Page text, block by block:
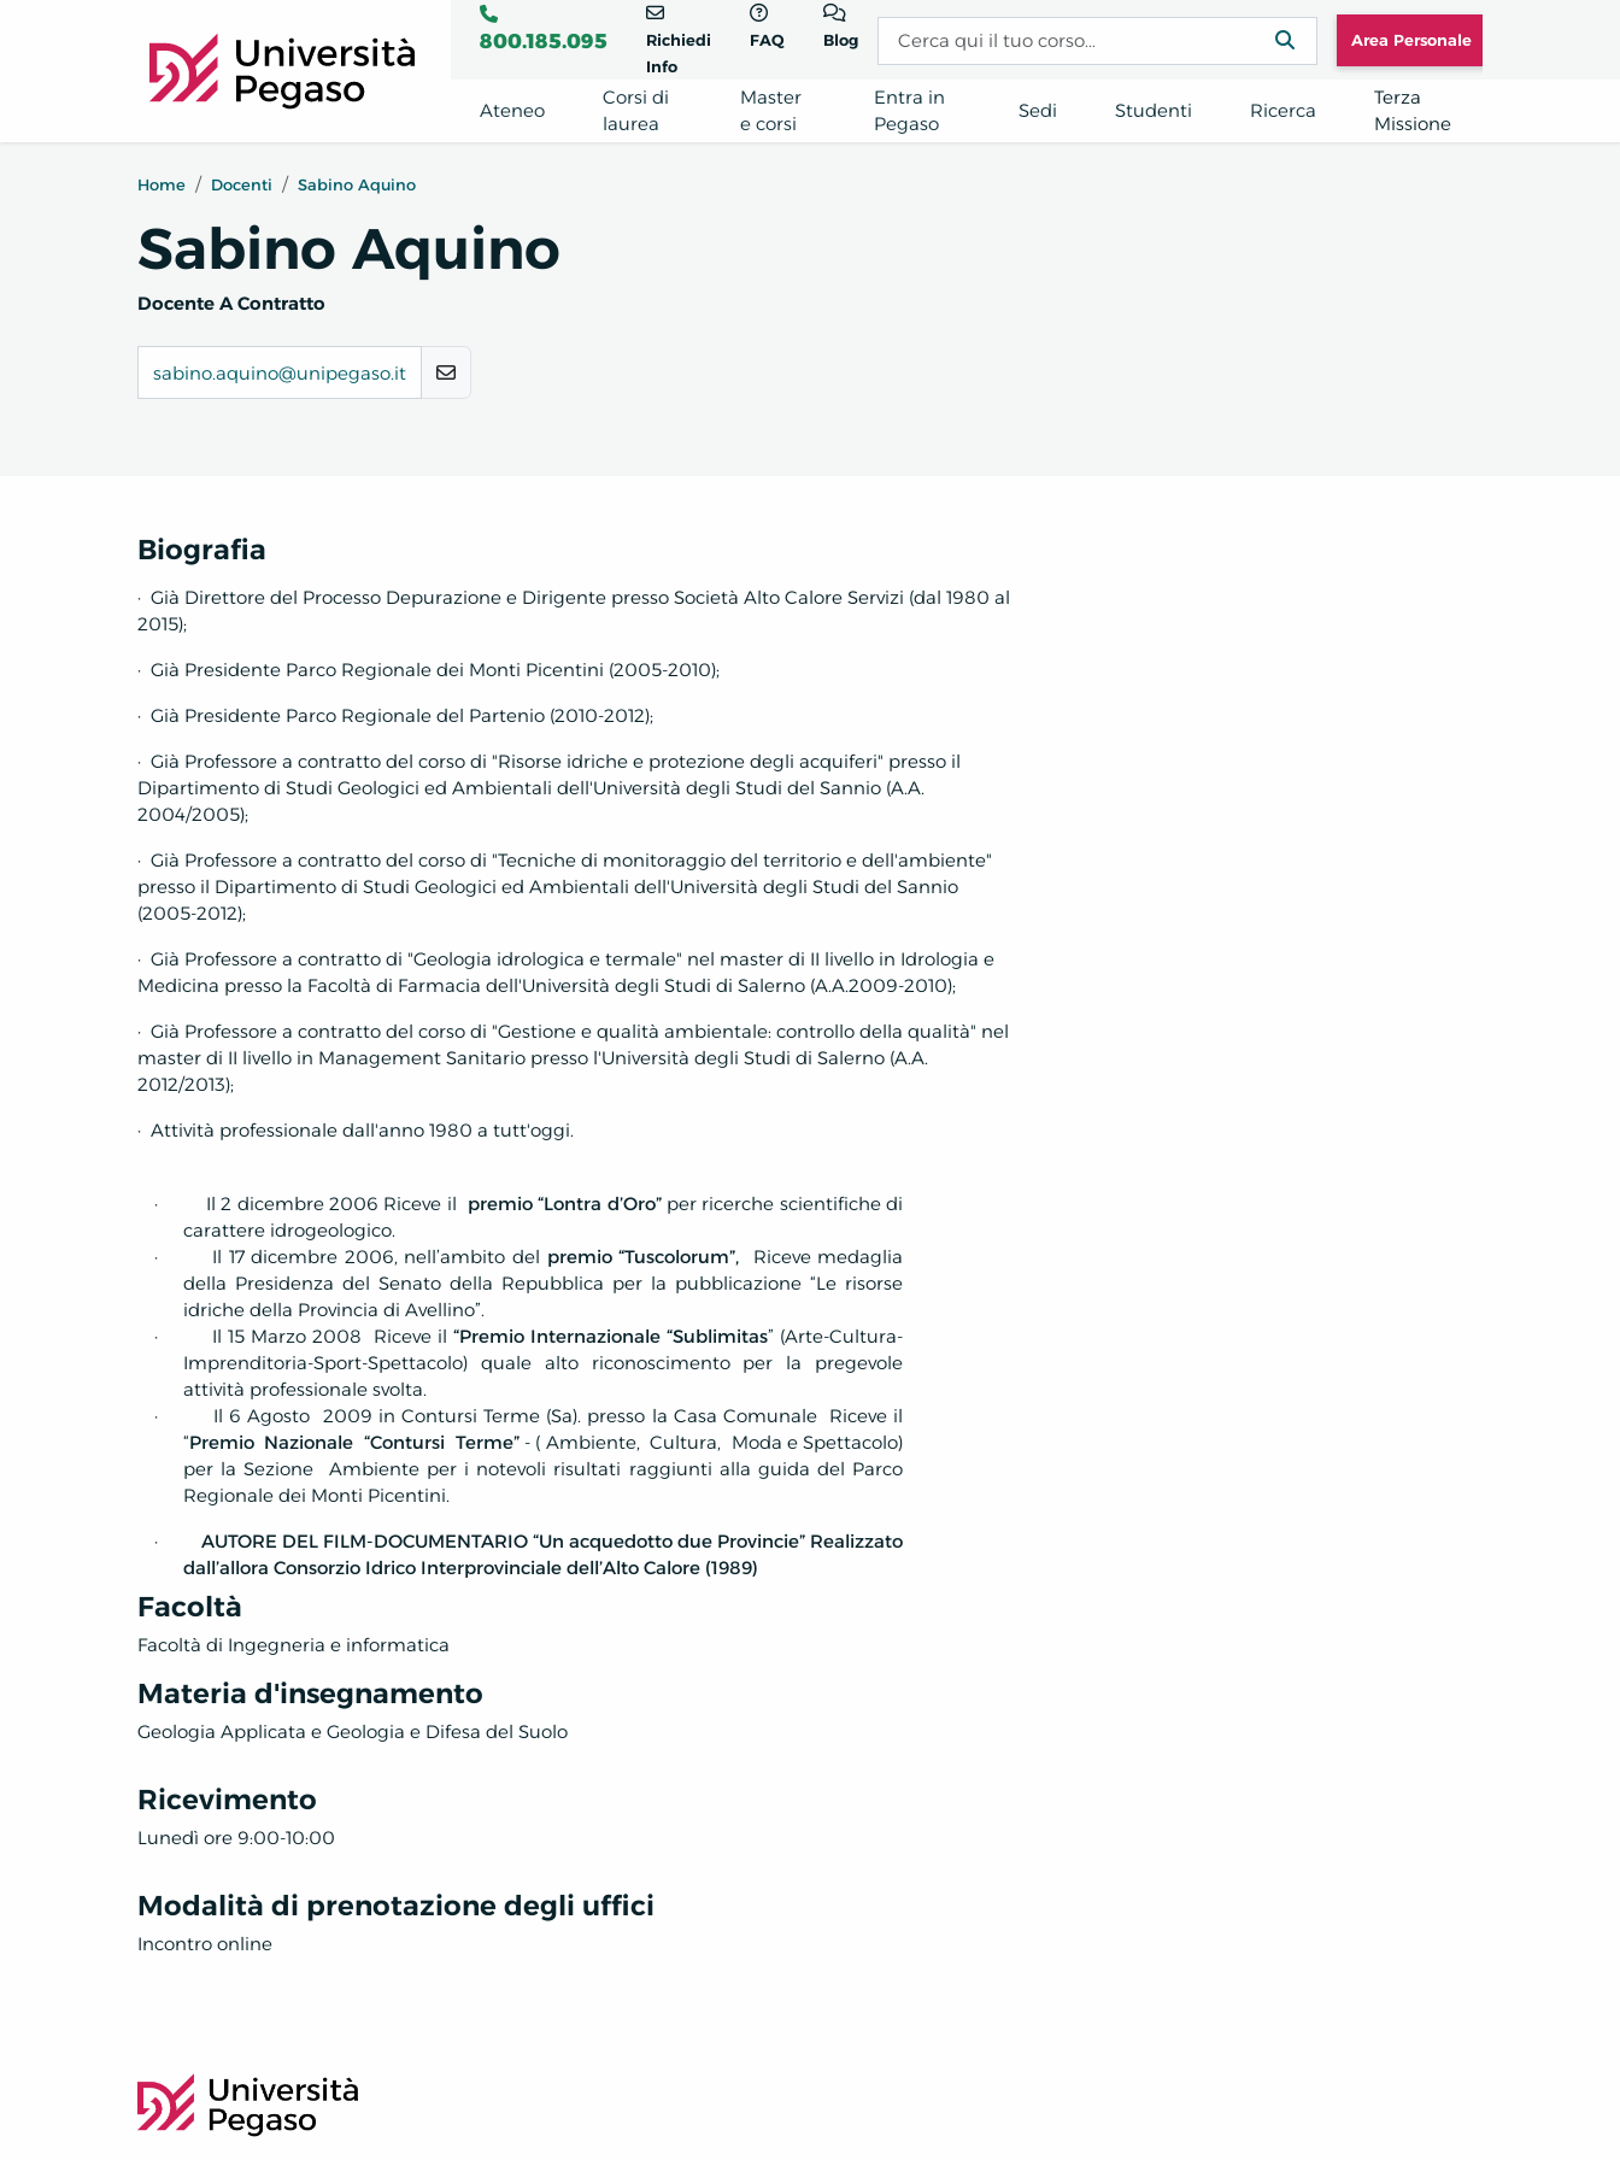
800.185.095
Richiedi
Info
FAQ Blog Area Personale
Ateneo
Corsi di
laurea
Master
e corsi
Entra in
Pegaso
Sedi Studenti Ricerca
Terza
Missione
Home Docenti Sabino Aquino
Sabino Aquino
Docente A Contratto
sabino.aquino@unipegaso.it
Biografia
· Già Direttore del Processo Depurazione e Dirigente presso Società Alto Calore Servizi (dal 1980 al
2015);
· Già Presidente Parco Regionale dei Monti Picentini (2005-2010);
· Già Presidente Parco Regionale del Partenio (2010-2012);
· Già Professore a contratto del corso di "Risorse idriche e protezione degli acquiferi" presso il
Dipartimento di Studi Geologici ed Ambientali dell'Università degli Studi del Sannio (A.A.
2004/2005);
· Già Professore a contratto del corso di "Tecniche di monitoraggio del territorio e dell'ambiente"
presso il Dipartimento di Studi Geologici ed Ambientali dell'Università degli Studi del Sannio
(2005-2012);
· Già Professore a contratto di "Geologia idrologica e termale" nel master di II livello in Idrologia e
Medicina presso la Facoltà di Farmacia dell'Università degli Studi di Salerno (A.A.2009-2010);
· Già Professore a contratto del corso di "Gestione e qualità ambientale: controllo della qualità" nel
master di II livello in Management Sanitario presso l'Università degli Studi di Salerno (A.A.
2012/2013);
· Attività professionale dall'anno 1980 a tutt'oggi.
· Il 2 dicembre 2006 Riceve il premio “Lontra d’Oro”per ricerche scientifiche di
carattere idrogeologico.
·
Il 17 dicembre 2006, nell’ambito del premio “Tuscolorum”,
Riceve medaglia
della Presidenza del Senato della Repubblica per la pubblicazione “Le risorse
idriche della Provincia di Avellino”.
·
Il 15 Marzo 2008 Riceve il“Premio Internazionale “Sublimitas” (Arte-Cultura-
Imprenditoria-Sport-Spettacolo) quale alto riconoscimento per la pregevole
attività professionale svolta.
·
Il 6 Agosto 2009 in Contursi Terme (Sa). presso la Casa Comunale Riceve il
“Premio Nazionale “Contursi Terme”- ( Ambiente, Cultura, Moda e Spettacolo)
per la Sezione
Ambiente per i notevoli risultati raggiunti alla guida del Parco
Regionale dei Monti Picentini.
·
AUTORE DEL FILM-DOCUMENTARIO “Un acquedotto due Provincie” Realizzato
dall’allora Consorzio Idrico Interprovinciale dell’Alto Calore (1989)
Facoltà
Facoltà di Ingegneria e informatica
Materia d'insegnamento
Geologia Applicata e Geologia e Difesa del Suolo
Ricevimento
Lunedì ore 9:00-10:00
Modalità di prenotazione degli uffici
Incontro online